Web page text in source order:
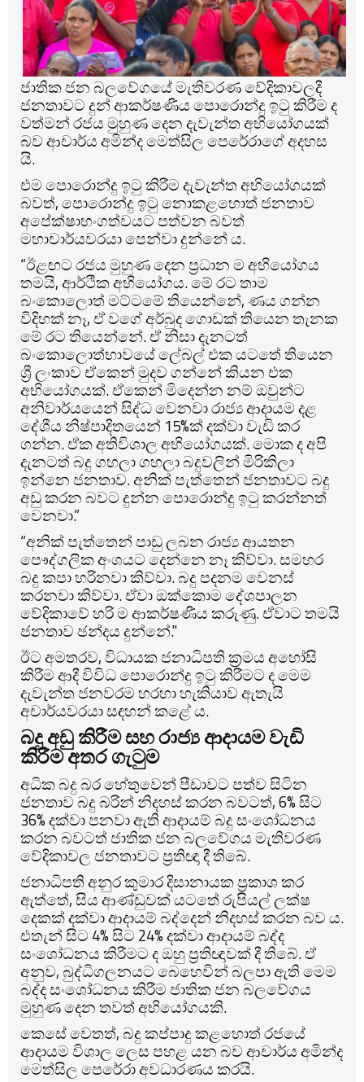
ජාතික ජන බලවේගයේ මැතිවරණ වේදිකාවලදී
ජනතාවට දුන් ආකර්ෂණීය පොරොන්දු ඉටු කිරීම ද
වත්මන් රජය මුහුණ දෙන දැවැන්ත අභියෝගයක්
බව ආචාර්ය අමින්ද මෙත්සිල පෙරේරාගේ අදහස
යි.
එම පොරොන්දු ඉටු කිරීම දැවැන්ත අභියෝගයක්
බවත්, පොරොන්දු ඉටු නොකළහොත් ජනතාව
අපේක්ෂාභංගත්වයට පත්වන බවත්
මහාචාර්යවරයා පෙන්වා දුන්නේ ය.
“ඊළඟට රජය මුහුණ දෙන ප්‍රධාන ම අභියෝගය
තමයි, ආර්ථික අභියෝගය. මේ රට තාම
බංකොලොත් මට්ටමේ තියෙන්නේ, ණය ගන්න
විදිහක් නෑ, ඒ වගේ අර්බුද ගොඩක් තියෙන තැනක
මේ රට තියෙන්නේ. ඒ නිසා දැනටත්
බංකොලොත්භාවයේ ලේබල් එක යටතේ තියෙන
ශ්‍රී ලංකාව ඒකෙන් මුදව ගන්නේ කියන එක
අභියෝගයක්. ඒකෙන් මිදෙන්න නම් ඔවුන්ට
අනිවාර්යයෙන් සිද්ධ වෙනවා රාජ්‍ය ආදායම දළ
දේශීය නිෂ්පාදිතයෙන් 15%ක් දක්වා වැඩි කර
ගන්න. ඒක අතිවිශාල අභියෝගයක්. මොක ද අපි
දැනටත් බදු ගහලා ගහලා බදුවලින් මිරිකිලා
ඉන්නෙ ජනතාව. අනික් පැත්තෙන් ජනතාවට බදු
අඩු කරන බවට දුන්න පොරොන්දු ඉටු කරන්නත්
වෙනවා.”
“අනික් පැත්තෙන් පාඩු ලබන රාජ්‍ය ආයතන
පෞද්ගලික අංශයට දෙන්නෙ නෑ කිව්වා. සමහර
බදු කපා හරිනවා කිව්වා. බදු පදනම වෙනස්
කරනවා කිව්වා. ඒවා ඔක්කොම දේශපාලන
වේදිකාවේ හරි ම ආකර්ෂණීය කරුණු. ඒවාට තමයි
ජනතාව ඡන්දය දුන්නේ."
ඊට අමතරව, විධායක ජනාධිපති ක්‍රමය අහෝසි
කිරීම ආදී විවිධ පොරොන්දු ඉටු කිරීමට ද මෙම
දැවැන්ත ජනවරම හරහා හැකියාව ඇතැයි
අචාර්යවරයා සඳහන් කළේ ය.
බදු අඩු කිරීම සහ රාජ්‍ය ආදායම වැඩි
කිරීම අතර ගැටුම
අධික බදු බර හේතුවෙන් පීඩාවට පත්ව සිටින
ජනතාව බදු බරින් නිදහස් කරන බවටත්, 6% සිට
36% දක්වා පනවා ඇති ආදායම් බදු සංශෝධනය
කරන බවටත් ජාතික ජන බලවේගය මැතිවරණ
වේදිකාවල ජනතාවට ප්‍රතිඥා දී තිබේ.
ජනාධිපති අනුර කුමාර දිසානායක ප්‍රකාශ කර
ඇත්තේ, සිය ආණ්ඩුවක් යටතේ රුපියල් ලක්ෂ
දෙකක් දක්වා ආදායම් බද්දෙන් නිදහස් කරන බව ය.
එතැන් සිට 4% සිට 24% දක්වා ආදායම් බද්ද
සංශෝධනය කිරීමට ද ඔහු ප්‍රතිඥාවක් දී තිබේ. ඒ
අනුව, බුද්ධිගලනයට බෙහෙවින් බලපා ඇති මෙම
බද්ද සංශෝධනය කිරීම ජාතික ජන බලවේගය
මුහුණ දෙන තවත් අභියෝගයකි.
කෙසේ වෙතත්, බදු කප්පාදු කළහොත් රජයේ
ආදායම විශාල ලෙස පහළ යන බව ආචාර්ය අමින්ද
මෙත්සිල පෙරේරා අවධාරණය කරයි.